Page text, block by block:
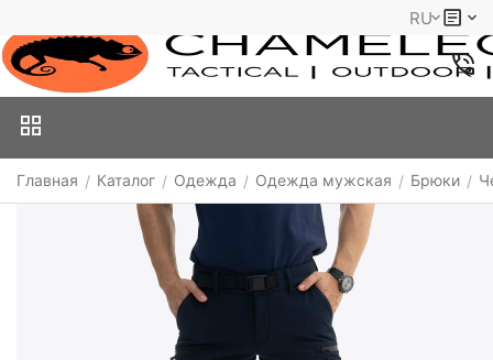
RU
Главная / Каталог / Одежда / Одежда мужская / Брюки /